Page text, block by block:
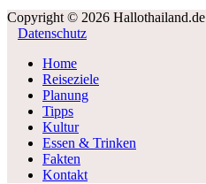
Copyright © 2026 Hallothailand.de
Datenschutz
Home
Reiseziele
Planung
Tipps
Kultur
Essen & Trinken
Fakten
Kontakt